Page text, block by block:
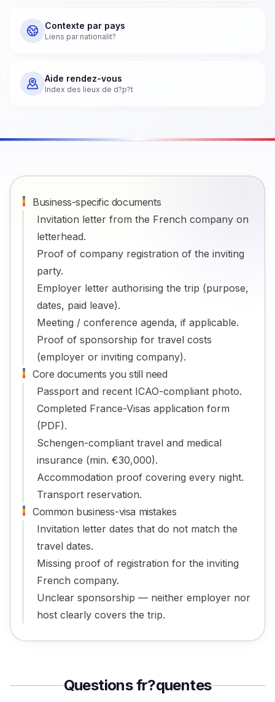
Contexte par pays
Liens par nationalit?
Aide rendez-vous
Index des lieux de d?p?t
Business-specific documents
Invitation letter from the French company on
letterhead.
Proof of company registration of the inviting
party.
Employer letter authorising the trip (purpose,
dates, paid leave).
Meeting / conference agenda, if applicable.
Proof of sponsorship for travel costs
(employer or inviting company).
Core documents you still need
Passport and recent ICAO-compliant photo.
Completed France-Visas application form
(PDF).
Schengen-compliant travel and medical
insurance (min. €30,000).
Accommodation proof covering every night.
Transport reservation.
Common business-visa mistakes
Invitation letter dates that do not match the
travel dates.
Missing proof of registration for the inviting
French company.
Unclear sponsorship — neither employer nor
host clearly covers the trip.
Questions fr?quentes